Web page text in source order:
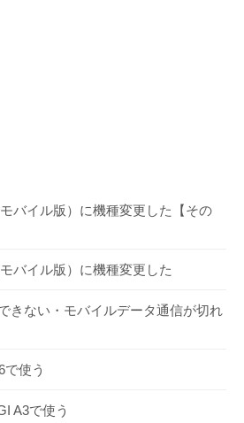
バイル版）に機種変更した【その
バイル版）に機種変更した
きない・モバイルデータ通信が切れ
使う
A3で使う